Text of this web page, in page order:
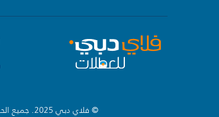
© فلاي دبي 2025. جميع الحقوق محفوظة.